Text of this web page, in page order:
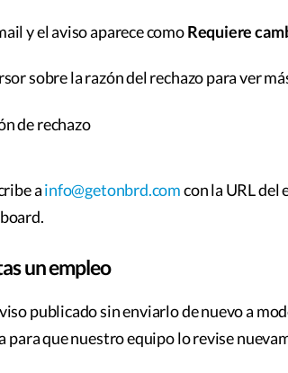
y el aviso aparece comoRequiere
sobre la razón del rechazo para ver
ainfo@getonbrd.comcon la URL del
un empleo
publicado sin enviarlo de nuevo a
para que nuestro equipo lo revise